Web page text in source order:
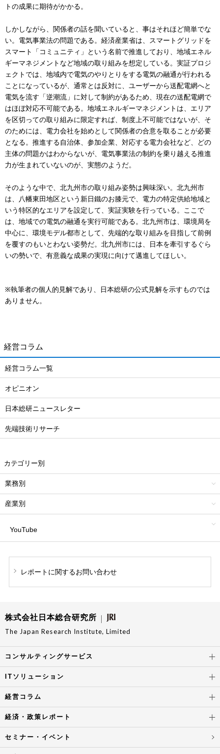
トの成果に期待がかかる。
しかしながら、関係者の話を聞いていると、事はそれほど簡単でな
い。電気事業法の問題である。経済産業省は、スマートグリッドを
スマート「コミュニティ」という名前で推進しており、地域エネル
ギーマネジメントなど地域の取り組みを想定している。実証プロジ
ェクトでは、地域内で電気のやりとりをする電気の融通が行われる
ことになっているが、通常とは反対に、ユーザーから送配電網へと
電気を流す「逆潮流」に対して制約があるため、現在の送配電網で
はほぼ対応不可能である。地域エネルギーマネジメントは、エリア
を区切っての取り組みに限定すれば、制度上不可能ではないが、そ
のためには、電力会社を始めとして関係者の合意を取ることが必要
となる。推進する自治体、参加企業、対応する電力会社など、どの
主体の問題かはわからないが、電気事業法の制約を乗り越える推進
力が生まれていないのが、実態のようだ。
そのような中で、北九州市の取り組み姿勢は興味深い。北九州市
は、八幡東田地区という新日鐵のお膝元で、電力の特定供給地域と
いう特区的なエリアを設定して、実証実験を行っている。ここで
は、地域での電気の融通を実行可能である。北九州市は、環境局を
中心に、環境モデル都市として、先端的な取り組みを目指して前例
を覆すのもいとわない姿勢だ。北九州市には、日本を牽引するぐら
いの勢いで、有意義な成果の実現に向けて邁進してほしい。
※執筆者の個人的見解であり、日本総研の公式見解を示すものでは
ありません。
経営コラム
経営コラム一覧
オピニオン
日本総研ニュースレター
先端技術リサーチ
カテゴリー別
業務別
産業別
YouTube
レポートに関するお問い合わせ
株式会社日本総合研究所
The Japan Research Institute, Limited
コンサルティングサービス
ITソリューション
経営コラム
経済・政策レポート
セミナー・イベント